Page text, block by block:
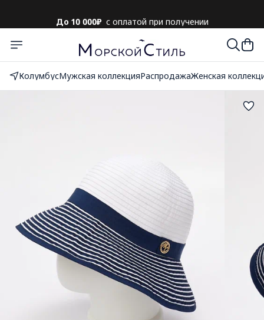
КолумбусМужская коллекцияРаспродажаЖенская